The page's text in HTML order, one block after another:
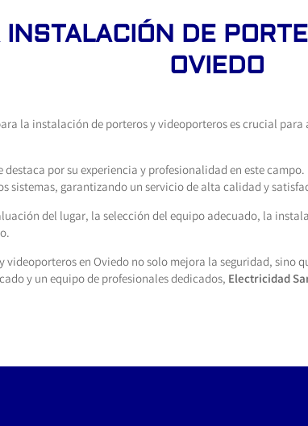
DE
OVIEDO
la instalación de porteros y videoporteros es crucial
destaca por su experiencia y profesionalidad en este
sistemas, garantizando un servicio de alta calidad y
del lugar, la selección del equipo adecuado, la
en Oviedo no solo mejora la seguridad, sino
y un equipo de profesionales dedicados, Electricidad